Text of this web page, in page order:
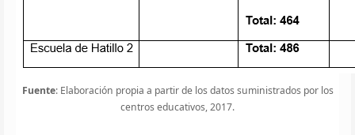
Fuente: Elaboración propia a partir de los datos suministrados por los
centros educativos, 2017.